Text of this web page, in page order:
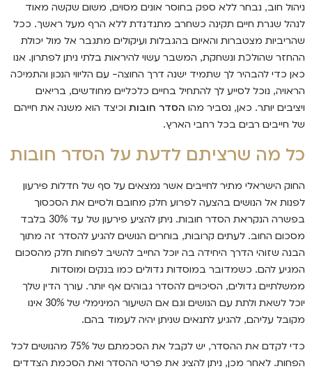
ניהול חוב, נבחר ללא ספק בחוסר אונים מסוים, משום שקשה מאוד
לנהל שגרת חיים תקינה כשחרב מתנדנדת ללא הרף מעל ראשך. ככל
שהריביות מצטברות והאיום בהגבלות ועיקולים מתגבר אל מול יכולת
ההחזר שהולכת ונשחקת, המשבר עשוי להיראות בלתי ניתן לפתרון. אנו
כאן כדי להבהיר לך שתמיד ישנה דרך החוצה– עם הליווי הנכון והתמיכה
הראויה, נוכל לסייע לך להתחיל בחיים כלכליים מחודשים, בריאים
ויציבים יותר. כאן, נסביר מהו הסדר חובות וכיצד הוא משנה את חייהם
של חייבים רבים בכל רחבי הארץ.
כל מה שרציתם לדעת על הסדר חובות
החוק הישראלי מתיר לחייבים אשר נמצאים על סף של חדלות פירעון
לפנות אל הנושים בהצעה לפרוע חלק מחובם ולסיים את הסכסוך
בפשרה הנקראת הסדר חובות. ניתן להציע פירעון של עד 30% בלבד
מסכום החוב. לעתים קרובות, בוחרים הנושים להגיע להסדר זה מתוך
הבנה שזוהי הדרך היחידה בה יוכל החייב להשיב לפחות חלק מהסכום
המגיע להם. כשמדובר במוסדות גדולים כמו בנקים ומוסדות
ממשלתיים גדולים, הסיכויים להסדר גבוהים אף יותר. עורך הדין שלך
יוכל לשאת ולתת עם הנושים וגם אם השיעור המינימלי של 30% אינו
מקובל עליהם, להגיע לתנאים שניתן יהיה לעמוד בהם.
כדי לקדם את ההסדר, יש לקבל את הסכמתם של 75% מהנושים לכל
הפחות. לאחר מכן, ניתן להציג את פרטי ההסדר ואת הסכמת הצדדים